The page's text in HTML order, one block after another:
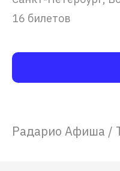
16 билетов
Радарио Афиша /